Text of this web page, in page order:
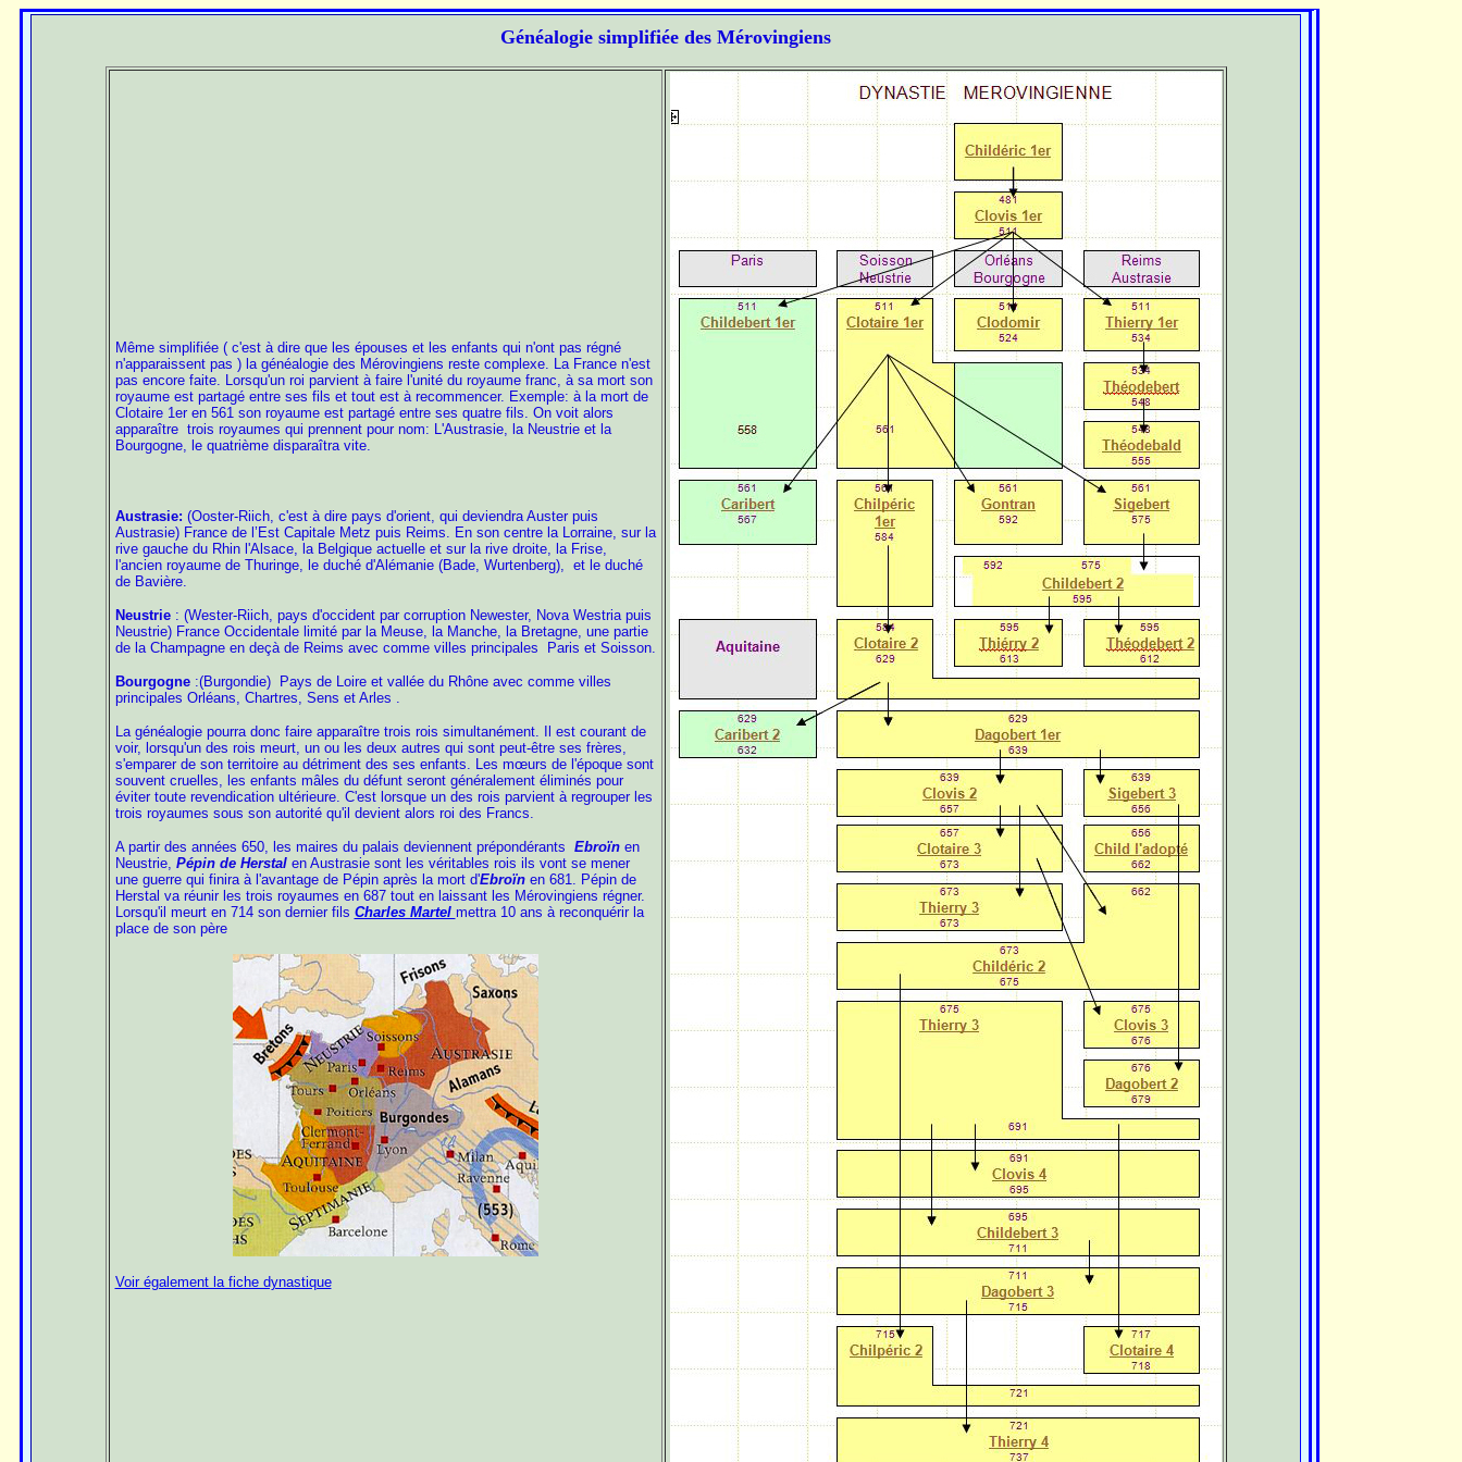
Généalogie simplifiée des Mérovingiens
Même simplifiée ( c'est à dire que les épouses et les enfants qui n'ont pas régné
n'apparaissent pas ) la généalogie des Mérovingiens reste complexe. La France n'est
pas encore faite. Lorsqu'un roi parvient à faire l'unité du royaume franc, à sa mort son
royaume estpartagé entre ses fils et tout est à recommencer. Exemple: àla mort de
Clotaire 1er en 561 son royaume est partagé entre ses quatrefils. On voit alors
apparaître trois royaumes qui prennent pour nom: L'Austrasie, la Neustrie et la
Bourgogne, le quatrième disparaîtra vite.
Austrasie: (Ooster-Riich, c'est à dire pays d'orient, qui deviendra Auster puis
Austrasie) France de l’Est Capitale Metz puis Reims. En son centre la Lorraine, sur la
rive gauche du Rhin l'Alsace, la Belgique actuelle et sur la rive droite, la Frise,
l'ancien royaume de Thuringe, le duché d'Alémanie (Bade, Wurtenberg), et le duché
de Bavière.
Neustrie : (Wester-Riich, pays d'occident par corruption Newester, Nova Westria puis
Neustrie) France Occidentale limité par la Meuse, la Manche, la Bretagne, une partie
de la Champagne en deçà de Reims avec comme villes principales Paris et Soisson.
Bourgogne:(Burgondie) Pays de Loire et vallée du Rhône avec comme villes
principales Orléans, Chartres, Sens et Arles .
La généalogie pourra donc faire apparaître trois rois simultanément. Il est courant de
voir, lorsqu'un des rois meurt, un ou les deux autres qui sont peut-être ses frères,
s'emparer de son territoireau détriment des ses enfants. Les mœurs de l'époque sont
souvent cruelles, les enfants mâles du défunt seront généralement éliminés pour
éviter toute revendication ultérieure. C'est lorsque un des rois parvient à regrouper les
trois royaumes sous son autorité qu'il devient alors roi des Francs.
A partir des années 650, les maires du palais deviennent prépondérants Ebroïnen
Neustrie, Pépin de Herstalen Austrasie sont les véritables rois ils vont se mener
une guerre qui finira à l'avantage de Pépin après la mort d'Ebroïnen 681. Pépin de
Herstal va réunir les trois royaumes en 687 tout en laissant les Mérovingiens régner.
Lorsqu'il meurt en 714 son dernier fils Charles Martel mettra 10 ans à reconquérir la
place de son père
Voir également la fiche dynastique